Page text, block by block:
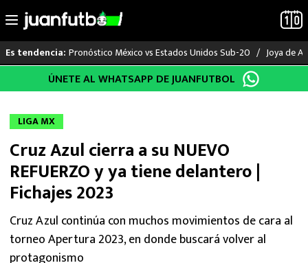
al
Es tendencia: Pronóstico México vs Estados Unidos Sub-20 Joya de
LO ÚLTIMO
LIGA MX
RAYADOS
PUMAS
ATLANTE
SELECCIÓN MEXICANA
ÚNETE AL WHATSAPP DE JUANFUTBOL
LIGA MX
Cruz Azul cierra a su NUEVO
REFUERZO y ya tiene delantero |
Fichajes 2023
Cruz Azul continúa con muchos movimientos de cara al
torneo Apertura 2023, en donde buscará volver al
protagonismo